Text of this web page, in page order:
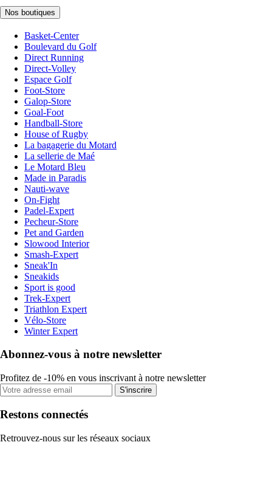
Nos boutiques
Basket-Center
Boulevard du Golf
Direct Running
Direct-Volley
Espace Golf
Foot-Store
Galop-Store
Goal-Foot
Handball-Store
House of Rugby
La bagagerie du Motard
La sellerie de Maé
Le Motard Bleu
Made in Paradis
Nauti-wave
On-Fight
Padel-Expert
Pecheur-Store
Pet and Garden
Slowood Interior
Smash-Expert
Sneak'In
Sneakids
Sport is good
Trek-Expert
Triathlon Expert
Vélo-Store
Winter Expert
Abonnez-vous à notre newsletter
Profitez de -10% en vous inscrivant à notre newsletter
S'inscrire
Restons connectés
Retrouvez-nous sur les réseaux sociaux